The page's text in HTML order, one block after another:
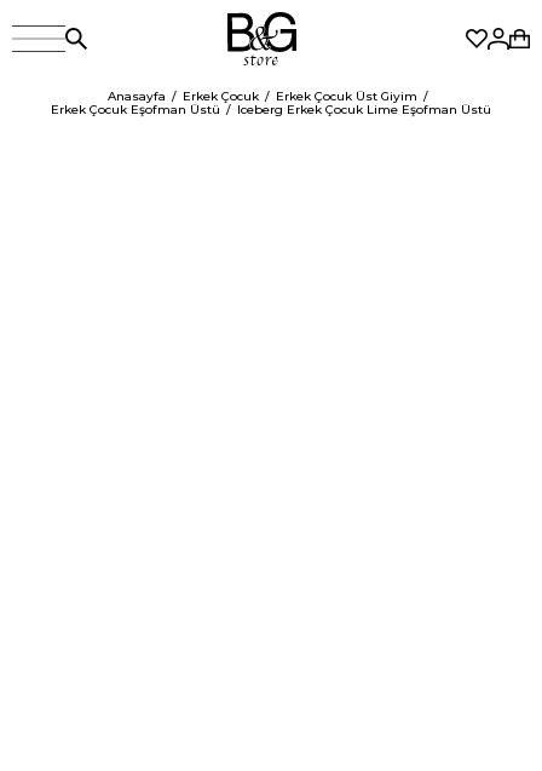
Anasayfa Erkek Çocuk
Erkek Çocuk Üst Giyim
Erkek Çocuk Eşofman Üstü
Iceberg Erkek Çocuk Lime Eşofman Üstü